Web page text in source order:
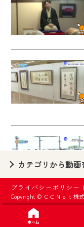
カテゴリから動画
プライバシーポリシー
Copyright © ＣＣＮｅｔ株
【ご注意】
2024年9月24
ビス向上のた
『CCNet
一部コンテン
CCNetサービ
ページ※』へ
す。
いたします。
要となります
※MyIDとは、
各種サービス
IDはお客様が
で設定できます